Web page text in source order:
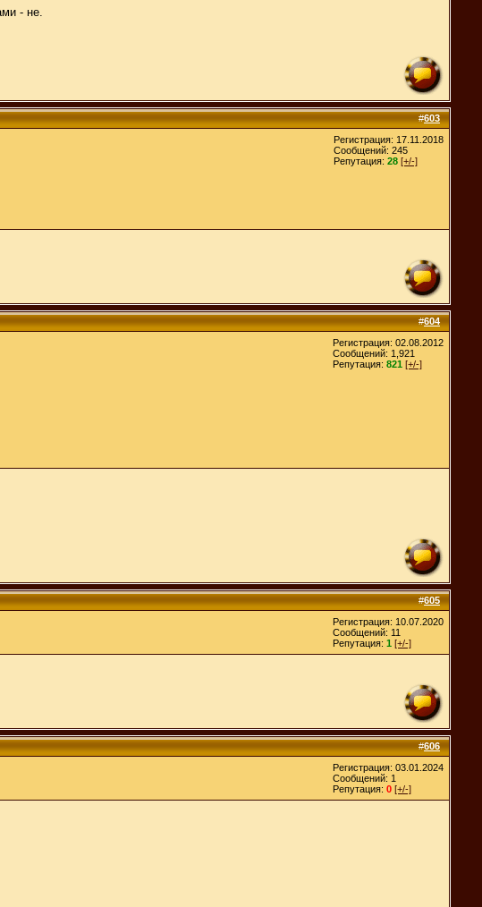
- не.
#603
Регистрация: 17.11.2018
Сообщений: 245
Репутация: 28 [+/-]
#604
Регистрация: 02.08.2012
Сообщений: 1,921
Репутация: 821 [+/-]
#605
Регистрация: 10.07.2020
Сообщений: 11
Репутация: 1 [+/-]
#606
Регистрация: 03.01.2024
Сообщений: 1
Репутация: 0 [+/-]